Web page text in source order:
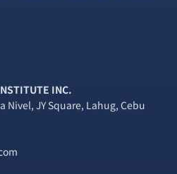
INC.
Nivel, JY Square, Lahug, Cebu